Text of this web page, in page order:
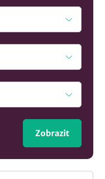
Zobrazit